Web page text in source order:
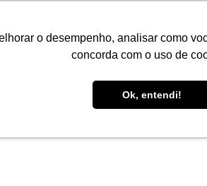
o desempenho, analisar como
concorda com o uso de
Ok, entendi!